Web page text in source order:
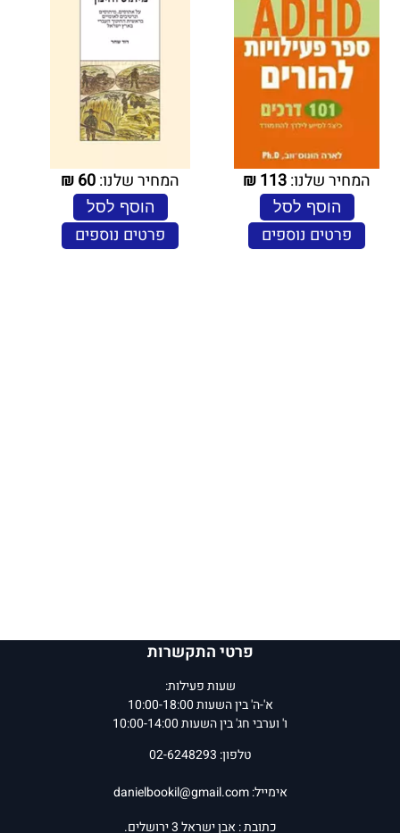
המחיר שלנו:113
₪
הוסף לסל
פרטים נוספים
המחיר שלנו:60
₪
הוסף לסל
פרטים נוספים
פרטי התקשרות
שעות פעילות:
א'-ה' בין השעות 10:00-18:00
ו' וערבי חג' בין השעות 10:00-14:00
טלפון: 02-6248293
אימייל:danielbookil@gmail.com
כתובת : אבן ישראל 3 ירושלים.